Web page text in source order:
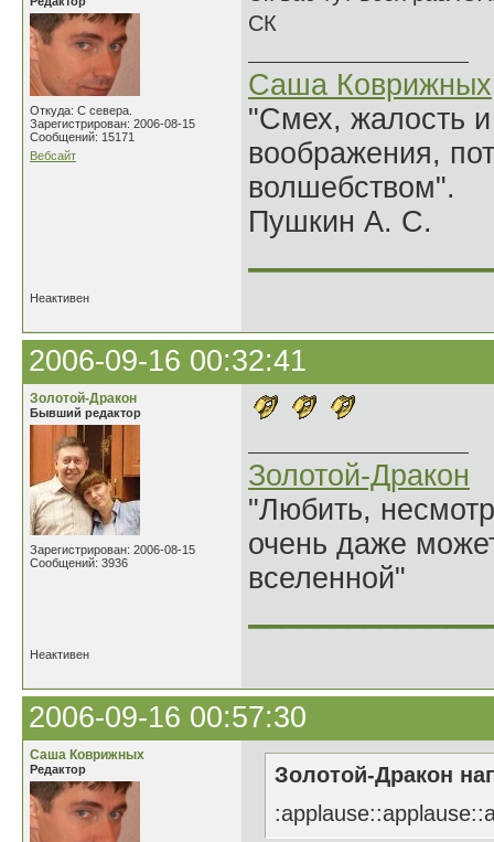
Откуда: С севера.
Зарегистрирован: 2006-08-15
Сообщений: 15171
Вебсайт
СК
Саша Коврижных
"Смех, жалость
воображения,
волшебством".
Пушкин А. С.
Неактивен
2006-09-16 00:32:41
Золотой-Дракон
Бывший редактор
Зарегистрирован: 2006-08-15
Сообщений: 3936
Золотой-Дракон
"Любить,
очень даже
вселенной"
Неактивен
2006-09-16 00:57:30
Саша Коврижных
Редактор
Золотой-Дракон